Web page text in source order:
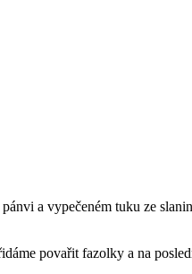
a vypečeném tuku ze
povařit fazolky a na